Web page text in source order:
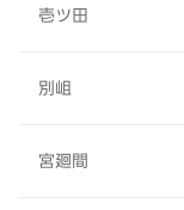
壱ツ田
別岨
宮廻間